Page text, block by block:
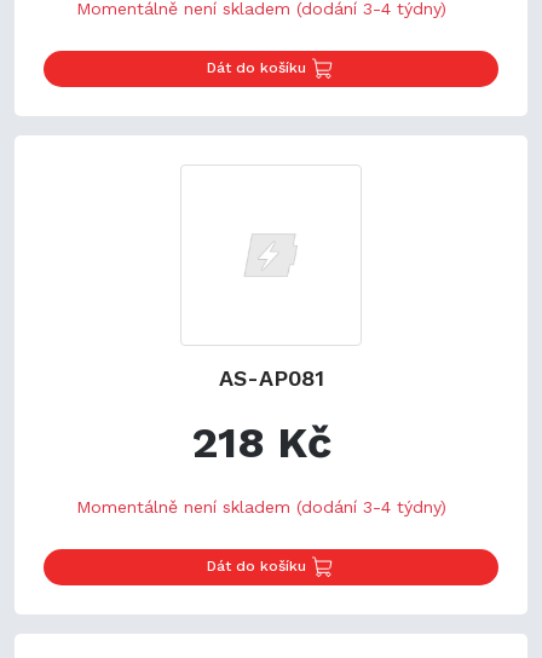
Momentálně není skladem (dodání 3-4 týdny)
Dát do košíku
AS-AP081
218 Kč
Momentálně není skladem (dodání 3-4 týdny)
Dát do košíku